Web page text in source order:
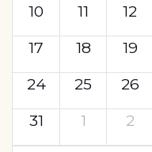
10
11 12
17
18 19
24
25 26
31
1 2